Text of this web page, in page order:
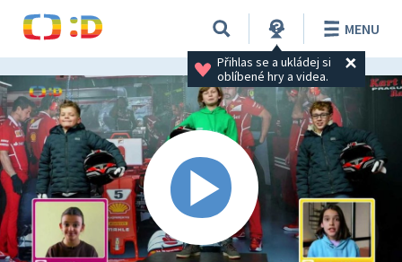
Přihlas se a ukládej si
oblíbené hry a videa.
MENU